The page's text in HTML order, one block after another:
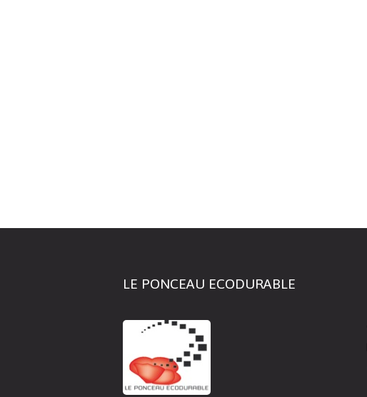
LE PONCEAU ECODURABLE